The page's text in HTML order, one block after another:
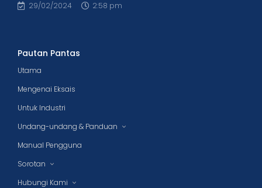
29/02/2024 2:58 pm
Pautan Pantas
Utama
Mengenai Eksais
Untuk Industri
Undang-undang & Panduan
Manual Pengguna
Sorotan
Hubungi Kami